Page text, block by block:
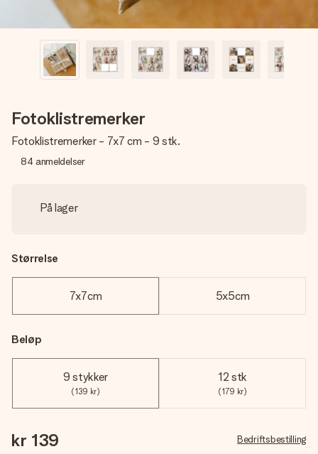
Fotoklistremerker
Fotoklistremerker - 7x7 cm - 9 stk.
84 anmeldelser
På lager
Størrelse
7x7cm 5x5cm
Beløp
9 stykker
(139 kr)
12 stk
(179 kr)
kr 139 Bedriftsbestilling